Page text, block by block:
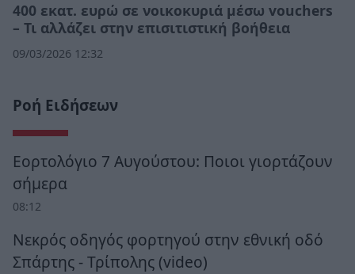
400 εκατ. ευρώ σε νοικοκυριά μέσω vouchers
– Τι αλλάζει στην επισιτιστική βοήθεια
09/03/2026 12:32
Ροή Ειδήσεων
Εορτολόγιο 7 Αυγούστου: Ποιοι γιορτάζουν
σήμερα
08:12
Νεκρός οδηγός φορτηγού στην εθνική οδό
Σπάρτης - Τρίπολης (video)